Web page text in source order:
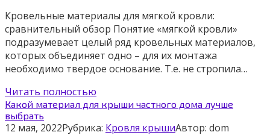
Кровельные материалы для мягкой кровли:
сравнительный обзор Понятие «мягкой кровли»
подразумевает целый ряд кровельных материалов,
которых объединяет одно – для их монтажа
необходимо твердое основание. Т.е. не стропила…
Читать полностью
Какой материал для крыши частного дома лучше
выбрать
12 мая, 2022Рубрика: Кровля крышиАвтор: dom